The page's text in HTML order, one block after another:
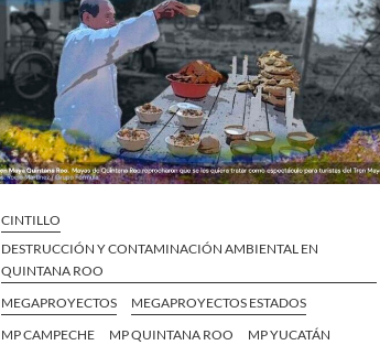
CINTILLO
DESTRUCCIÓN Y CONTAMINACIÓN AMBIENTAL EN
QUINTANA ROO
MEGAPROYECTOS
MEGAPROYECTOS ESTADOS
MP CAMPECHE
MP QUINTANA ROO
MP YUCATÁN